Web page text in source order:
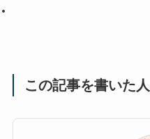
この記事を書いた人